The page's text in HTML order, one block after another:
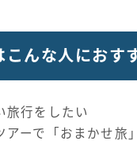
こんな人におす
旅行をしたい
アーで「おまかせ旅